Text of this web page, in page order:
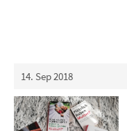
14. Sep 2018